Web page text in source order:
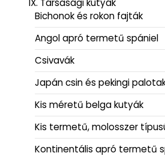
Bichonok és rokon fajták
Angol apró termetű spániel
Csivavák
Japán csin és pekingi
Kis méretű belga kutyák
Kis termetű, molosszer
Kontinentális apró termetű